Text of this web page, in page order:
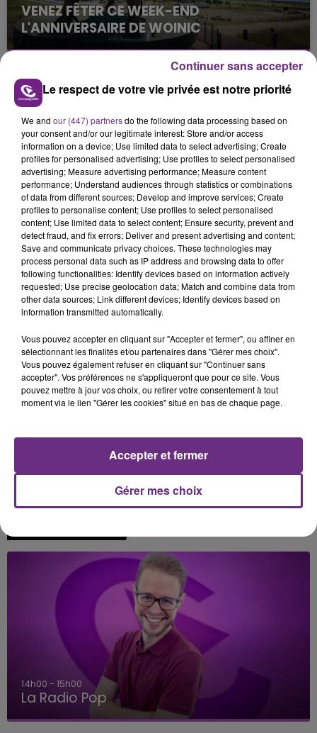
VENEZ FÊTER CE WEEK-END
L'ANNIVERSAIRE DE WOINIC
Ce samedi 8 août sera un grand jour :
l'anniversaire du plus gros sanglier du monde.
Une fête est donc organisée et vous êtes tous
conviés !
TITRES DIFFUSÉS
5h35
5h35
DJO
End Of Beginning
5h33
5h33
ALEX WARREN
Fever Dream
14h00 - 15h00
La Radio Pop
Le respect de votre vie privée est notre priorité
We and our (447) partnersdo the following data processing based on
your consent and/or our legitimate interest: Store and/or access
information on a device; Use limited data to select advertising; Create
profiles for personalised advertising; Use profiles to select personalised
advertising; Measure advertising performance; Measure content
performance; Understand audiences through statistics or combinations
of data from different sources; Develop and improve services; Create
profiles to personalise content; Use profiles to select personalised
content; Use limited data to select content; Ensure security, prevent and
detect fraud, and fix errors; Deliver and present advertising and content;
Save and communicate privacy choices. These technologies may
process personal data such as IP address and browsing data to offer
following functionalities: Identify devices based on information actively
requested; Use precise geolocation data; Match and combine data from
other data sources; Link different devices; Identify devices based on
information transmitted automatically.
Vous pouvez accepter en cliquant sur "Accepter et fermer", ou affiner en
sélectionnant les finalités et/ou partenaires dans "Gérer mes choix".
Vous pouvez également refuser en cliquant sur "Continuer sans
accepter". Vos préférences ne s'appliqueront que pour ce site. Vous
pouvez mettre à jour vos choix, ou retirer votre consentement à tout
moment via le lien "Gérer les cookies" situé en bas de chaque page.
Gérer mes choix
Accepter et fermer
Continuer sans accepter